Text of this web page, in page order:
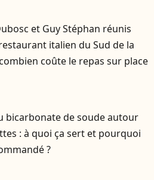
et Guy Stéphan réunis
italien du Sud de la
coûte le repas sur place
bicarbonate de soude autour
: à quoi ça sert et pourquoi
?